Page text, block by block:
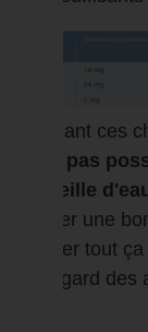
En lisant ces
n'est pas
bouteille
trouver une
stocker tout
du regard